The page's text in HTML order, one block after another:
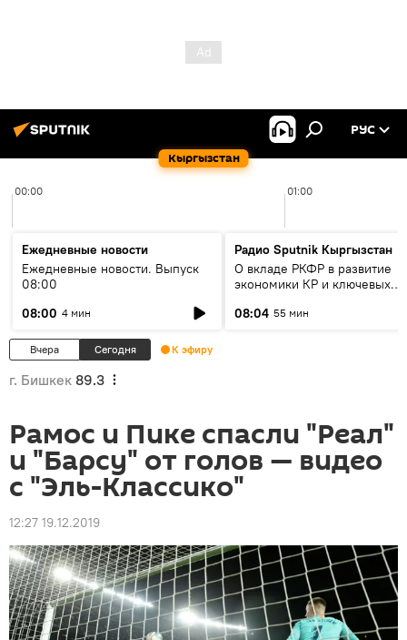
Кыргызстан
РУС
00:00 01:00
Ежедневные новости
Ежедневные новости. Выпуск
08:00
08:00 4 мин
Радио Sputnik Кыргызстан
О вкладе РКФР в развитие
экономики КР и ключевых
08:04 55 мин
Вчера Сегодня К эфиру
г. Бишкек 89.3
Рамос и Пике спасли "Реал"
и "Барсу" от голов — видео
с "Эль-Классико"
12:27 19.12.2019